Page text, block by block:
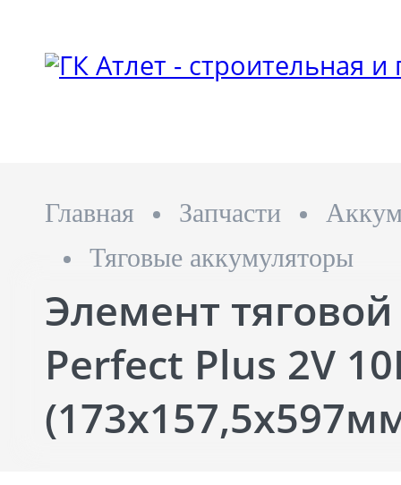
Главная Запчасти
Тяговые аккумуляторы
Элемент
Perfect Plus 2V